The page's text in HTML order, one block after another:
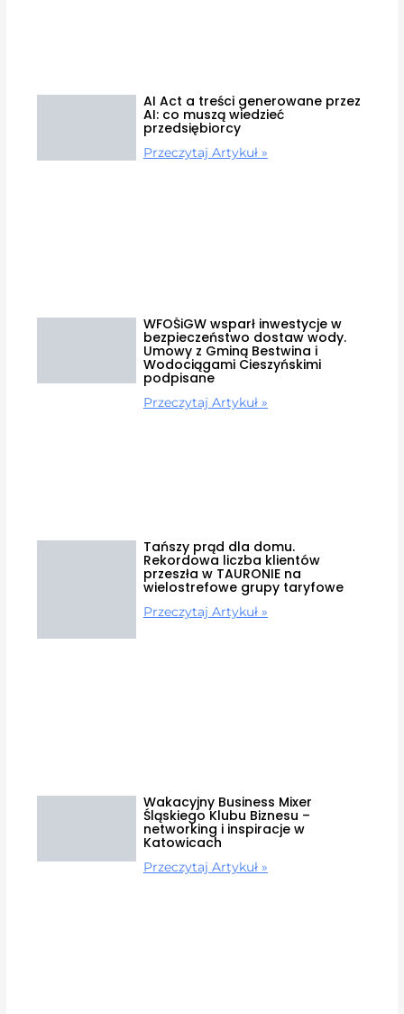
AI Act a treści generowane przez
AI: co muszą wiedzieć
przedsiębiorcy
Przeczytaj Artykuł »
WFOŚiGW wsparł inwestycje w
bezpieczeństwo dostaw wody.
Umowy z Gminą Bestwina i
Wodociągami Cieszyńskimi
podpisane
Przeczytaj Artykuł »
Tańszy prąd dla domu.
Rekordowa liczba klientów
przeszła w TAURONIE na
wielostrefowe grupy taryfowe
Przeczytaj Artykuł »
Wakacyjny Business Mixer
Śląskiego Klubu Biznesu –
networking i inspiracje w
Katowicach
Przeczytaj Artykuł »